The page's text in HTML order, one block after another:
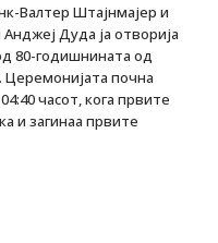
Валтер Штајнмајер и
Дуда ја отворија
80-годишнината од
Церемонијата почна
часот, кога првите
и загинаа првите